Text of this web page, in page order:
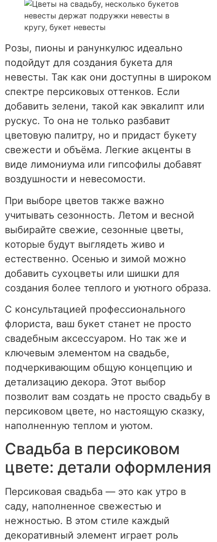
Розы, пионы и ранункулюс идеально
подойдут для создания букета для
невесты. Так как они доступны в широком
спектре персиковых оттенков. Если
добавить зелени, такой как эвкалипт или
рускус. То она не только разбавит
цветовую палитру, но и придаст букету
свежести и объёма. Легкие акценты в
виде лимониума или гипсофилы добавят
воздушности и невесомости.
При выборе цветов также важно
учитывать сезонность. Летом и весной
выбирайте свежие, сезонные цветы,
которые будут выглядеть живо и
естественно. Осенью и зимой можно
добавить сухоцветы или шишки для
создания более теплого и уютного образа.
С консультацией профессионального
флориста, ваш букет станет не просто
свадебным аксессуаром. Но так же и
ключевым элементом на свадьбе,
подчеркивающим общую концепцию и
детализацию декора. Этот выбор
позволит вам создать не просто свадьбу в
персиковом цвете, но настоящую сказку,
наполненную теплом и уютом.
Свадьба в персиковом
цвете: детали оформления
Персиковая свадьба — это как утро в
саду, наполненное свежестью и
нежностью. В этом стиле каждый
декоративный элемент играет роль